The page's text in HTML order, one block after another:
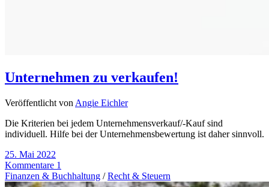
Unternehmen zu verkaufen!
Veröffentlicht von Angie Eichler
Die Kriterien bei jedem Unternehmensverkauf/-Kauf sind
individuell. Hilfe bei der Unternehmensbewertung ist daher sinnvoll.
25. Mai 2022
Kommentare 1
Finanzen & Buchhaltung /Recht & Steuern